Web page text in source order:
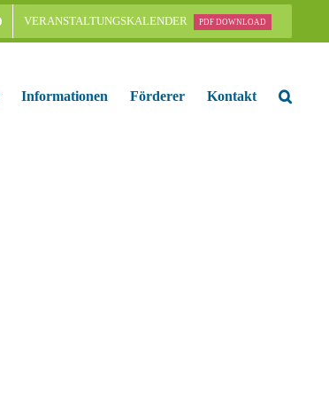
VERANSTALTUNGSKALENDER PDF DOWNLOAD
Informationen Förderer Kontakt